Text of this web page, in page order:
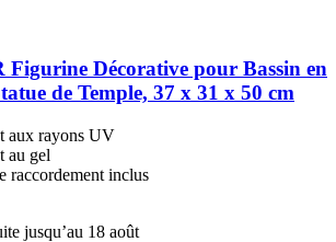
Figurine Décorative pour Bassin en
de Temple, 37 x 31 x 50 cm
aux rayons UV
au gel
raccordement inclus
jusqu’au 18 août